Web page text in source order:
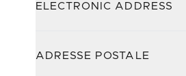
ELECTRONIC ADDRESS
ADRESSE POSTALE